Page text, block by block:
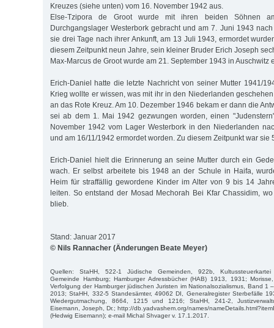
Kreuzes (siehe unten) vom 16. November 1942 aus.
Else-Tzipora de Groot wurde mit ihren beiden Söhnen
Durchgangslager Westerbork gebracht und am 7. Juni 1943
sie drei Tage nach ihrer Ankunft, am 13 Juli 1943, ermordet
diesem Zeitpunkt neun Jahre, sein kleiner Bruder Erich Joseph
Max-Marcus de Groot wurde am 21. September 1943 in Auschwitz
Erich-Daniel hatte die letzte Nachricht von seiner Mutter 1941/
Krieg wollte er wissen, was mit ihr in den Niederlanden
an das Rote Kreuz. Am 10. Dezember 1946 bekam er dann die
sei ab dem 1. Mai 1942 gezwungen worden, einen
November 1942 vom Lager Westerbork in den Niederlanden
und am 16/11/1942 ermordet worden. Zu diesem Zeitpunkt war sie
Erich-Daniel hielt die Erinnerung an seine Mutter durch ein
wach. Er selbst arbeitete bis 1948 an der Schule in Haifa,
Heim für straffällig gewordene Kinder im Alter von 9 bis 14
leiten. So entstand der Mosad Mechorah Bei Kfar Chassidim,
blieb.
Stand: Januar 2017
© Nils Rannacher (Änderungen Beate Meyer)
Quellen: StaHH, 522-1 Jüdische Gemeinden, 922b, Kultussteuerkartei
Gemeinde Hamburg; Hamburger Adressbücher (HAB) 1913, 1931;
Verfolgung der Hamburger jüdischen Juristen im Nationalsozialismus, Band 1
2013; StaHH, 332-5 Standesämter, 49062 DI, Generalregister Sterbefälle
Wiedergutmachung, 8664, 1215 und 1216; StaHH, 241-2,
Eisemann, Joseph, Dr.; http://db.yadvashem.org/names/
(Hedwig Eisemann); e-mail Michal Shvager v. 17.1.2017.